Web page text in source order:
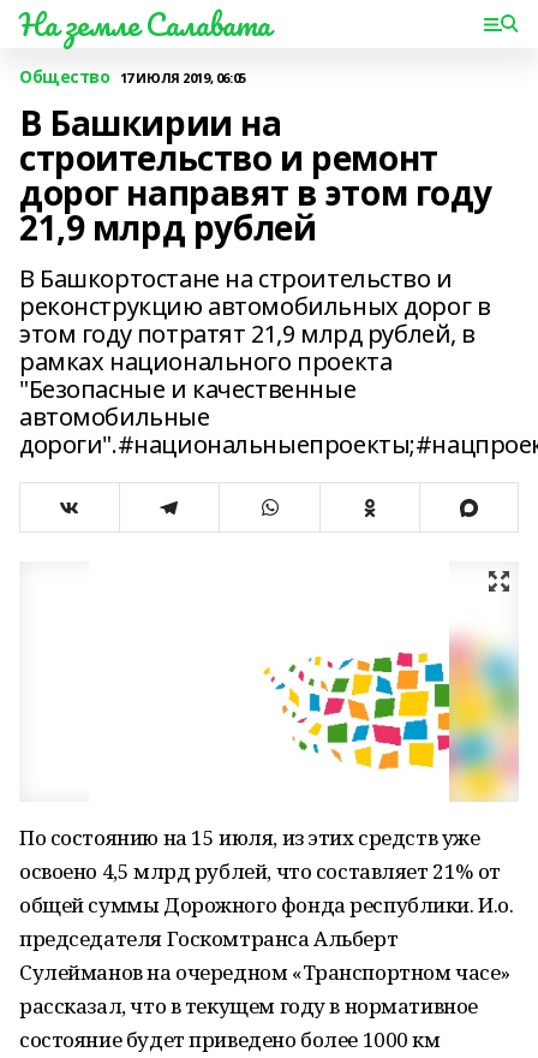
На земле Салавата
Общество 17 ИЮЛЯ 2019, 06:05
В Башкирии на
строительство и ремонт
дорог направят в этом году
21,9 млрд рублей
В Башкортостане на строительство и
реконструкцию автомобильных дорог в
этом году потратят 21,9 млрд рублей, в
рамках национального проекта
"Безопасные и качественные
автомобильные
По состоянию на 15 июля, из этих средств уже
освоено 4,5 млрд рублей, что составляет 21% от
общей суммы Дорожного фонда республики. И.о.
председателя Госкомтранса Альберт
Сулейманов на очередном «Транспортном часе»
рассказал, что в текущем году в нормативное
состояние будет приведено более 1000 км